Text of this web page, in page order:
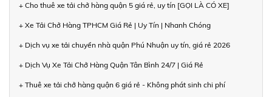
+ Cho thuê xe tải chở hàng quận 5 giá rẻ, uy tín [GỌI LÀ CÓ XE]
+ Xe Tải Chở Hàng TPHCM Giá Rẻ | Uy Tín | Nhanh Chóng
+ Dịch vụ xe tải chuyển nhà quận Phú Nhuận uy tín, giá rẻ 2026
+ Dịch Vụ Xe Tải Chở Hàng Quận Tân Bình 24/7 | Giá Rẻ
+ Thuê xe tải chở hàng quận 6 giá rẻ - Không phát sinh chi phí